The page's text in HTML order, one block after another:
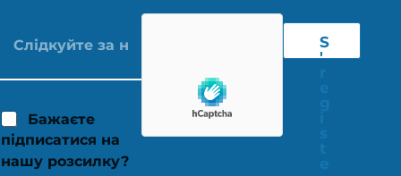
Бажаєте
підписатися на
нашу розсилку?
S
'